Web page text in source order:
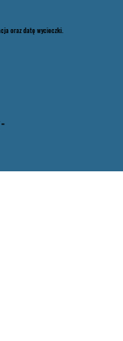
oraz datę wycieczki.